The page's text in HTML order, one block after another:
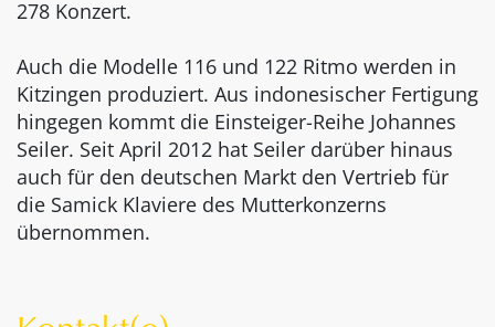
278 Konzert.
Auch die Modelle 116 und 122 Ritmo werden in
Kitzingen produziert. Aus indonesischer Fertigung
hingegen kommt die Einsteiger-Reihe Johannes
Seiler. Seit April 2012 hat Seiler darüber hinaus
auch für den deutschen Markt den Vertrieb für
die Samick Klaviere des Mutterkonzerns
übernommen.